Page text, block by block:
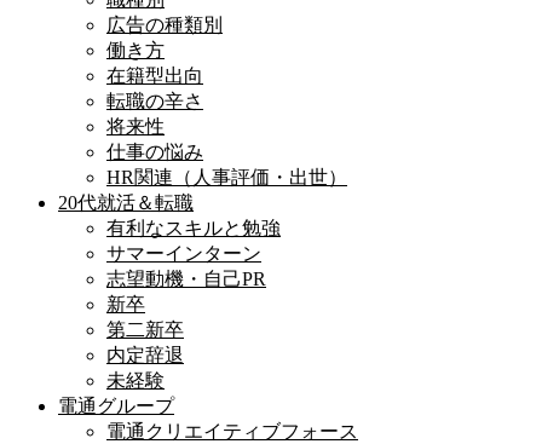
広告の種類別
働き方
在籍型出向
転職の辛さ
将来性
仕事の悩み
HR関連（人事評価・出世）
20代就活＆転職
有利なスキルと勉強
サマーインターン
志望動機・自己PR
新卒
第二新卒
内定辞退
未経験
電通グループ
電通クリエイティブフォース